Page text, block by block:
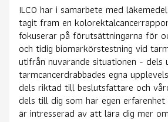
ILCO har i samarbete med
tagit fram en
fokuserar på förutsättningarna för
och tidig biomarkörstestning vid
utifrån nuvarande situationen - dels
tarmcancerdrabbades egna
dels riktad till beslutsfattare och
dels till dig som har egen
är intresserad av att lära dig mer